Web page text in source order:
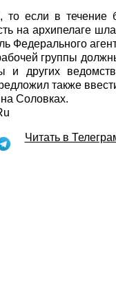
то если в
на архипелаге
Федерального
группы
и других
также
Соловках.
Читать в